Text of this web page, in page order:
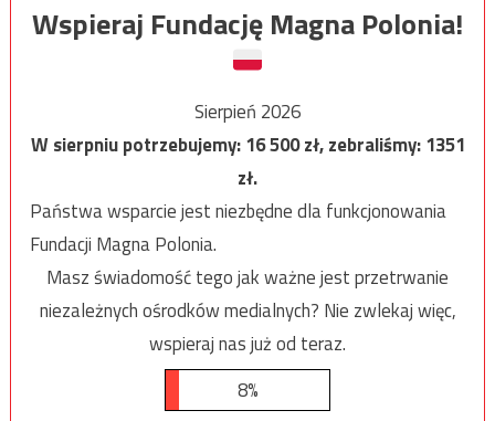
Wspieraj Fundację Magna Polonia!
Sierpień 2026
W sierpniu potrzebujemy:16 500zł, zebraliśmy:1351
zł.
Państwa wsparcie jest niezbędne dla funkcjonowania
Fundacji Magna Polonia.
Masz świadomość tego jak ważne jest przetrwanie
niezależnych ośrodków medialnych? Nie zwlekaj więc,
wspieraj nas już od teraz.
8%